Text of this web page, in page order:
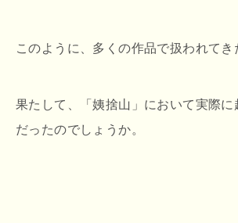
このように、多くの作品で扱われてき
果たして、「姨捨山」において実際に
だったのでしょうか。